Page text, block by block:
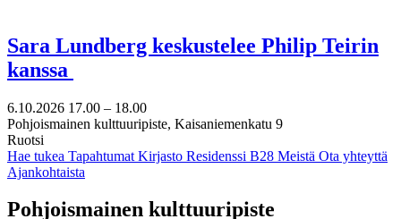
Sara Lundberg keskustelee Philip Teirin
kanssa
6.10.2026 17.00 – 18.00
Pohjoismainen kulttuuripiste, Kaisaniemenkatu 9
Ruotsi
Hae tukea Tapahtumat Kirjasto Residenssi B28 Meistä Ota yhteyttä
Ajankohtaista
Facebook:
Instagram:
TikTok:
Youtube:
Vimeo:
Pohjoismainen kulttuuripiste